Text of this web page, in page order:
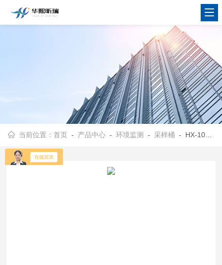
当前位置：首页 - 产品中心 -环境监测 - 采样桶 - HX-1000便携式真空采气桶 废气臭气采集设备